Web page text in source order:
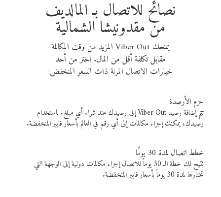
نصائح للاتصال بـ المالديف
من مقدونيشا الشمالية
يمنحك Viber Out المزيد من وقت المكالمة
مقابل تكلفة أقل من المال. اختر من أحد
خيارات الاتصال المرنة ذات السعر المنخفض:
حزم الأرصدة
تتم إضافة رصيد Viber Out إلى رصيدك عند شراء أي مبلغ. باستخدام
رصيدك، يمكنك إجراء مكالمات إلى أي رقم في العالم بأسعار فايبر المنخفضة.
خطط اتصال لمدة 30 يومًا
تتيح لك خطة الـ 30 يوماً للاتصال إجراء مكالمات دولية إلى الوجهة التي
تختارها لمدة 30 يوماً بأسعار فايبر المنخفضة.